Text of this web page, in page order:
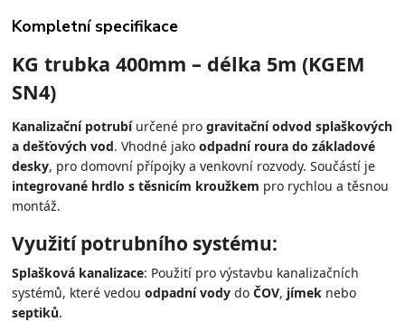
Kompletní specifikace
KG trubka 400mm – délka 5m (KGEM
SN4)
Kanalizační potrubíurčené progravitační odvod splaškových
a dešťových vod. Vhodné jakoodpadní roura do základové
desky, pro domovní přípojky a venkovní rozvody. Součástí je
integrované hrdlo s těsnicím kroužkem pro rychlou a těsnou
montáž.
Využití potrubního systému:
Splašková kanalizace: Použití pro výstavbu kanalizačních
systémů, které vedouodpadní vody doČOV, jímek nebo
septiků.